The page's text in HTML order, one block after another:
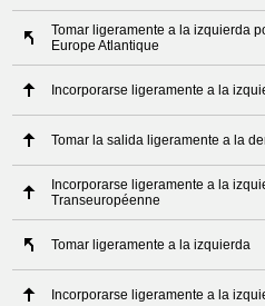
Tomar ligeramente a la izquierda
Europe Atlantique
Incorporarse ligeramente a la
Tomar la salida ligeramente a la
Incorporarse ligeramente a la
Transeuropéenne
Tomar ligeramente a la izquierda
Incorporarse ligeramente a la